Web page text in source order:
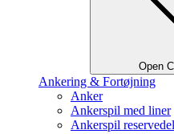
Open
Ankering & Fortøjning
Anker
Ankerspil med liner
Ankerspil